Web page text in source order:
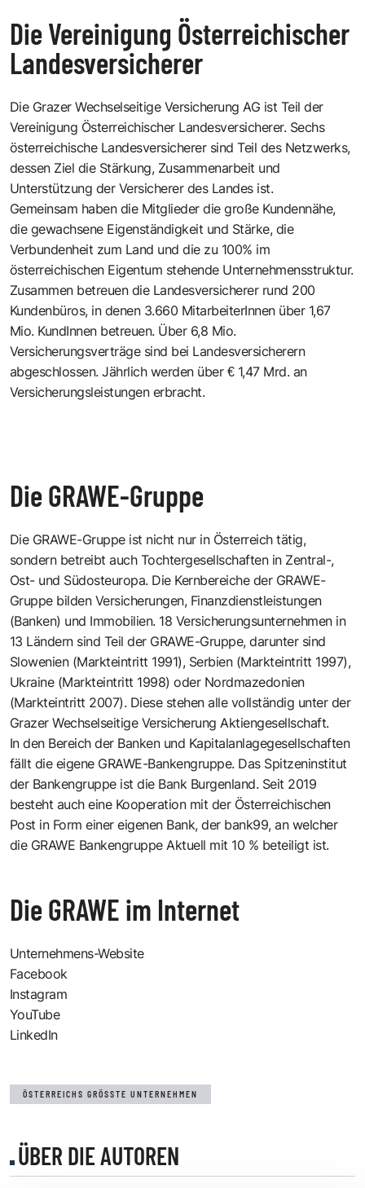
Die Vereinigung Österreichischer
Landesversicherer
Die Grazer Wechselseitige Versicherung AG ist Teil der
Vereinigung Österreichischer Landesversicherer. Sechs
österreichische Landesversicherer sind Teil des Netzwerks,
dessen Ziel die Stärkung, Zusammenarbeit und
Unterstützung der Versicherer des Landes ist.
Gemeinsam haben die Mitglieder die große Kundennähe,
die gewachsene Eigenständigkeit und Stärke, die
Verbundenheit zum Land und die zu 100% im
österreichischen Eigentum stehende Unternehmensstruktur.
Zusammen betreuen die Landesversicherer rund 200
Kundenbüros, in denen 3.660 MitarbeiterInnen über 1,67
Mio. KundInnen betreuen. Über 6,8 Mio.
Versicherungsverträge sind bei Landesversicherern
abgeschlossen. Jährlich werden über € 1,47 Mrd. an
Versicherungsleistungen erbracht.
Die GRAWE-Gruppe
Die GRAWE-Gruppe ist nicht nur in Österreich tätig,
sondern betreibt auch Tochtergesellschaften in Zentral-,
Ost- und Südosteuropa. Die Kernbereiche der GRAWE-
Gruppe bilden Versicherungen, Finanzdienstleistungen
(Banken) und Immobilien. 18 Versicherungsunternehmen in
13 Ländern sind Teil der GRAWE-Gruppe, darunter sind
Slowenien (Markteintritt 1991), Serbien (Markteintritt 1997),
Ukraine (Markteintritt 1998) oder Nordmazedonien
(Markteintritt 2007). Diese stehen alle vollständig unter der
Grazer Wechselseitige Versicherung Aktiengesellschaft.
In den Bereich der Banken und Kapitalanlagegesellschaften
fällt die eigene GRAWE-Bankengruppe. Das Spitzeninstitut
der Bankengruppe ist die Bank Burgenland. Seit 2019
besteht auch eine Kooperation mit der Österreichischen
Post in Form einer eigenen Bank, der bank99, an welcher
die GRAWE Bankengruppe Aktuell mit 10 % beteiligt ist.
Die GRAWE im Internet
Unternehmens-Website
Facebook
Instagram
YouTube
LinkedIn
ÖSTERREICHS GRÖSSTE UNTERNEHMEN
ÜBER DIE AUTOREN